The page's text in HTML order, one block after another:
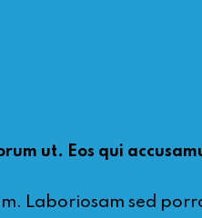
ut. Eos qui
Laboriosam sed